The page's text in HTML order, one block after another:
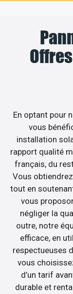
En optant pour
vous
installation
rapport qualité
français, du
Vous
tout en
vous
négliger la
outre, notre
efficace, en
respectueuses
vous
d’un tarif
durable et